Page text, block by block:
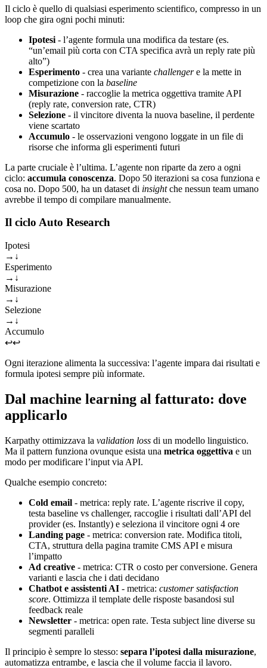
Il ciclo è quello di qualsiasi esperimento scientifico, compresso in un
loop che gira ogni pochi minuti:
Ipotesi - l’agente formula una modifica da testare (es.
“un’email più corta con CTA specifica avrà un reply rate più
alto”)
Esperimento - crea una variante challengere la mette in
competizione con la baseline
Misurazione - raccoglie la metrica oggettiva tramite API
(reply rate, conversion rate, CTR)
Selezione - il vincitore diventa la nuova baseline, il perdente
viene scartato
Accumulo - le osservazioni vengono loggate in un file di
risorse che informa gli esperimenti futuri
La parte cruciale è l’ultima. L’agente non riparte da zero a ogni
ciclo: accumula conoscenza. Dopo 50 iterazioni sa cosa funziona e
cosa no. Dopo 500, ha un dataset di insightche nessun team umano
avrebbe il tempo di compilare manualmente.
Il ciclo Auto Research
Ipotesi
→ ↓
Esperimento
→ ↓
Misurazione
→ ↓
Selezione
→ ↓
Accumulo
↩↩
Ogni iterazione alimenta la successiva: l’agente impara dai risultati e
formula ipotesi sempre più informate.
Dal machine learning al fatturato: dove
applicarlo
Karpathy ottimizzava la validation loss di un modello linguistico.
Ma il pattern funziona ovunque esista una metrica oggettiva e un
modo per modificare l’input via API.
Qualche esempio concreto:
Cold email - metrica: reply rate. L’agente riscrive il copy,
testa baseline vs challenger, raccoglie i risultati dall’API del
provider (es. Instantly) e seleziona il vincitore ogni 4 ore
Landing page - metrica: conversion rate. Modifica titoli,
CTA, struttura della pagina tramite CMS API e misura
l’impatto
Ad creative - metrica: CTR o costo per conversione. Genera
varianti e lascia che i dati decidano
Chatbot e assistenti AI - metrica: customer satisfaction
score. Ottimizza il template delle risposte basandosi sul
feedback reale
Newsletter - metrica: open rate. Testa subject line diverse su
segmenti paralleli
Il principio è sempre lo stesso: separa l’ipotesi dalla misurazione,
automatizza entrambe, e lascia che il volume faccia il lavoro.